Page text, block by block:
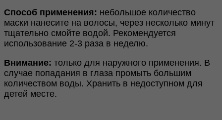
Способ применения: небольшое количество
маски нанесите на волосы, через несколько минут
тщательно смойте водой. Рекомендуется
использование 2-3 раза в неделю.
Внимание: только для наружного применения. В
случае попадания в глаза промыть большим
количеством воды. Хранить в недоступном для
детей месте.